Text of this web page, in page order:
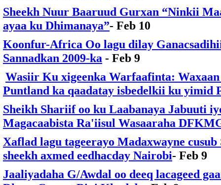
Sheekh Nuur Baaruud Gurxan “Ninkii
ayaa ku Dhimanaya”- Feb 10
Koonfur-Africa Oo lagu dilay
Sannadkan 2009-ka - Feb 9
Wasiir Ku xigeenka Warfaafinta:
Puntland ka qaadatay isbedelkii ku yimid
Sheikh Shariif oo ku Laabanaya Jabuuti
Magacaabista Ra'iisul Wasaaraha
Xaflad lagu tageerayo Madaxwayne
sheekh axmed eedhacday Nairobi- Feb 9
Jaaliyadaha G/Awdal oo deeq lacageed